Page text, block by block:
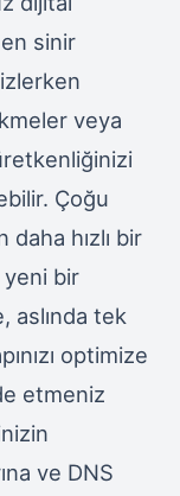
sinir
veya
Çoğu
daha hızlı bir
bir
aslında tek
optimize
etmeniz
ve DNS